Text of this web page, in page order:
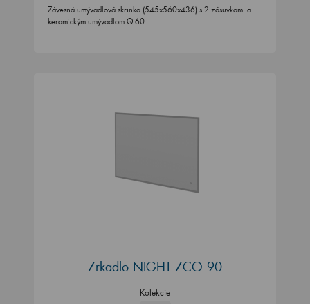
Závesná umývadlová skrinka (545x560x436) s 2 zásuvkami a
keramickým umývadlom Q 60
Zrkadlo NIGHT ZCO 90
Kolekcie